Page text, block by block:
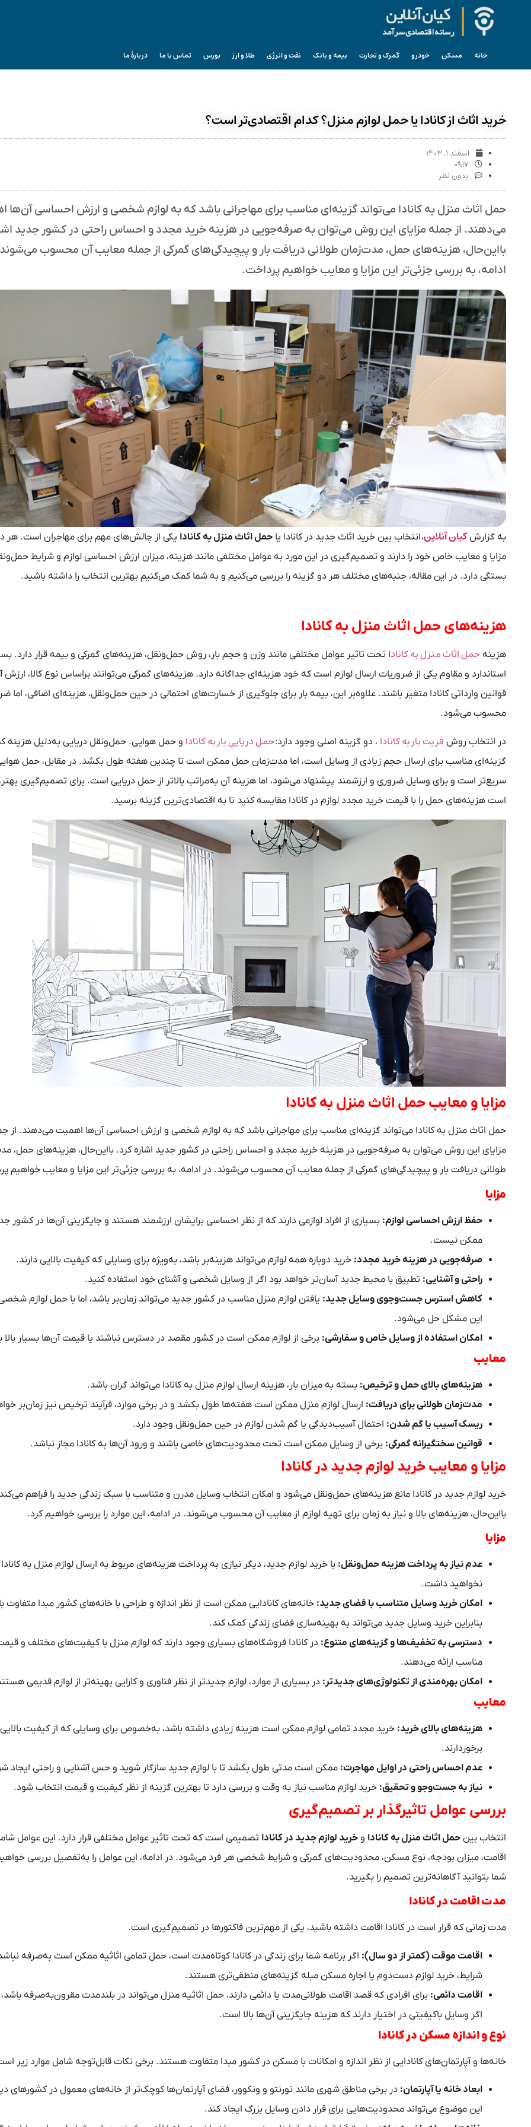
خانه مسکن خودرو گمرک و تجارت بیمه و بانک نفت و انرژی طلا و ارز بورس تماس با ما دربارۀ ما
خرید اثاث از کانادا یا حمل لوازم منزل؟ کدام اقتصادی‌تر است؟
اسفند ۱, ۱۴۰۳
۰۹:۱۷
بدون نظر
حمل اثاث منزل به کانادا می‌تواند گزینه‌ای مناسب برای مهاجرانی باشد که به لوازم شخصی و ارزش احساسی آن‌ها
می‌دهند. از جمله مزایای این روش می‌توان به صرفه‌جویی در هزینه خرید مجدد و احساس راحتی در کشور جدید
بااین‌حال، هزینه‌های حمل، مدت‌زمان طولانی دریافت بار و پیچیدگی‌های گمرکی از جمله معایب آن محسوب
ادامه، به بررسی جزئی‌تر این مزایا و معایب خواهیم پرداخت.
به گزارشکیان آنلاین، انتخاب بین خرید اثاث جدید در کانادا یا حمل اثاث منزل به کانادا یکی از چالش‌های مهم برای مهاجران است. هر
مزایا و معایب خاص خود را دارند و تصمیم‌گیری در این مورد به عوامل مختلفی مانند هزینه، میزان ارزش احساسی لوازم و شرایط
بستگی دارد. در این مقاله، جنبه‌های مختلف هر دو گزینه را بررسی می‌کنیم و به شما کمک می‌کنیم بهترین انتخاب را داشته باشید.
هزینه‌های حمل اثاث منزل به کانادا
هزینه حمل اثاث منزل به کانادا تحت تاثیر عوامل مختلفی مانند وزن و حجم بار، روش حمل‌ونقل، هزینه‌های گمرکی و بیمه قرار دارد.
استاندارد و مقاوم یکی از ضروریات ارسال لوازم است که خود هزینه‌ای جداگانه دارد. هزینه‌های گمرکی می‌توانند براساس نوع کالا، ارزش
قوانین وارداتی کانادا متغیر باشند. علاوه‌بر این، بیمه بار برای جلوگیری از خسارت‌های احتمالی در حین حمل‌ونقل، هزینه‌ای اضافی، اما
محسوب می‌شود.
در انتخاب روش فریت بار به کانادا ، دو گزینه اصلی وجود دارد:حمل دریایی بار به کانادا و حمل هوایی. حمل‌ونقل دریایی به‌دلیل هزینه
گزینه‌ای مناسب برای ارسال حجم زیادی از وسایل است، اما مدت‌زمان حمل ممکن است تا چندین هفته طول بکشد. در مقابل، حمل
سریع‌تر است و برای وسایل ضروری و ارزشمند پیشنهاد می‌شود، اما هزینه آن به‌مراتب بالاتر از حمل دریایی است. برای تصمیم‌گیری بهتر،
است هزینه‌های حمل را با قیمت خرید مجدد لوازم در کانادا مقایسه کنید تا به اقتصادی‌ترین گزینه برسید.
مزایا و معایب حمل اثاث منزل به کانادا
حمل اثاث منزل به کانادا می‌تواند گزینه‌ای مناسب برای مهاجرانی باشد که به لوازم شخصی و ارزش احساسی آن‌ها اهمیت می‌دهند. از
مزایای این روش می‌توان به صرفه‌جویی در هزینه خرید مجدد و احساس راحتی در کشور جدید اشاره کرد. بااین‌حال، هزینه‌های حمل،
طولانی دریافت بار و پیچیدگی‌های گمرکی از جمله معایب آن محسوب می‌شوند. در ادامه، به بررسی جزئی‌تر این مزایا و معایب خواهیم
مزایا
حفظ ارزش احساسی لوازم: بسیاری از افراد لوازمی دارند که از نظر احساسی برایشان ارزشمند هستند و جایگزینی آن‌ها در کشور
ممکن نیست.
صرفه‌جویی در هزینه خرید مجدد: خرید دوباره همه لوازم می‌تواند هزینه‌بر باشد، به‌ویژه برای وسایلی که کیفیت بالایی دارند.
راحتی و آشنایی: تطبیق با محیط جدید آسان‌تر خواهد بود اگر از وسایل شخصی و آشنای خود استفاده کنید.
کاهش استرس جست‌وجوی وسایل جدید: یافتن لوازم منزل مناسب در کشور جدید می‌تواند زمان‌بر باشد، اما با حمل لوازم
این مشکل حل می‌شود.
امکان استفاده از وسایل خاص و سفارشی: برخی از لوازم ممکن است در کشور مقصد در دسترس نباشند یا قیمت آن‌ها بسیار بالا
معایب
هزینه‌های بالای حمل و ترخیص: بسته به میزان بار، هزینه ارسال لوازم منزل به کانادا می‌تواند گران باشد.
مدت‌زمان طولانی برای دریافت: ارسال لوازم منزل ممکن است هفته‌ها طول بکشد و در برخی موارد، فرآیند ترخیص نیز زمان‌بر
ریسک آسیب یا گم شدن: احتمال آسیب‌دیدگی یا گم شدن لوازم در حین حمل‌ونقل وجود دارد.
قوانین سختگیرانه گمرکی: برخی از وسایل ممکن است تحت محدودیت‌های خاصی باشند و ورود آن‌ها به کانادا مجاز نباشد.
مزایا و معایب خرید لوازم جدید در کانادا
خرید لوازم جدید در کانادا مانع هزینه‌های حمل‌ونقل می‌شود و امکان انتخاب وسایل مدرن و متناسب با سبک زندگی جدید را فراهم
بااین‌حال، هزینه‌های بالا و نیاز به زمان برای تهیه لوازم از معایب آن محسوب می‌شوند. در ادامه، این موارد را بررسی خواهیم کرد.
مزایا
عدم نیاز به پرداخت هزینه حمل‌ونقل: با خرید لوازم جدید، دیگر نیازی به پرداخت هزینه‌های مربوط به ارسال لوازم منزل به کانادا
نخواهید داشت.
امکان خرید وسایل متناسب با فضای جدید: خانه‌های کانادایی ممکن است از نظر اندازه و طراحی با خانه‌های کشور مبدا متفاوت
بنابراین خرید وسایل جدید می‌تواند به بهینه‌سازی فضای زندگی کمک کند.
دسترسی به تخفیف‌ها و گزینه‌های متنوع: در کانادا فروشگاه‌های بسیاری وجود دارند که لوازم منزل با کیفیت‌های مختلف و
مناسب ارائه می‌دهند.
امکان بهره‌مندی از تکنولوژی‌های جدیدتر : در بسیاری از موارد، لوازم جدیدتر از نظر فناوری و کارایی بهینه‌تر از لوازم قدیمی
معایب
هزینه‌های بالای خرید: خرید مجدد تمامی لوازم ممکن است هزینه زیادی داشته باشد، به‌خصوص برای وسایلی که از کیفیت بالایی
برخوردارند.
عدم احساس راحتی در اوایل مهاجرت: ممکن است مدتی طول بکشد تا با لوازم جدید سازگار شوید و حس آشنایی و راحتی ایجاد
نیاز به جست‌وجو و تحقیق: خرید لوازم مناسب نیاز به وقت و بررسی دارد تا بهترین گزینه از نظر کیفیت و قیمت انتخاب شود.
بررسی عوامل تاثیرگذار بر تصمیم‌گیری
انتخاب بین حمل اثاث منزل به کانادا و خرید لوازم جدید در کانادا تصمیمی است که تحت تاثیر عوامل مختلفی قرار دارد. این عوامل
اقامت، میزان بودجه، نوع مسکن، محدودیت‌های گمرکی و شرایط شخصی هر فرد می‌شود. در ادامه، این عوامل را به‌تفصیل بررسی
شما بتوانید آگاهانه‌ترین تصمیم را بگیرید.
مدت اقامت در کانادا
مدت زمانی که قرار است در کانادا اقامت داشته باشید، یکی از مهم‌ترین فاکتورها در تصمیم‌گیری است.
اقامت موقت (کمتر از دو سال): اگر برنامه شما برای زندگی در کانادا کوتاه‌مدت است، حمل تمامی اثاثیه ممکن است به‌صرفه
شرایط، خرید لوازم دست‌دوم یا اجاره مسکن مبله گزینه‌های منطقی‌تری هستند.
اقامت دائمی: برای افرادی که قصد اقامت طولانی‌مدت یا دائمی دارند، حمل اثاثیه منزل می‌تواند در بلندمدت مقرون‌به‌صرفه باشد،
اگر وسایل باکیفیتی در اختیار دارند که هزینه جایگزینی آن‌ها بالا است.
نوع و اندازه مسکن در کانادا
خانه‌ها و آپارتمان‌های کانادایی از نظر اندازه و امکانات با مسکن در کشور مبدا متفاوت هستند. برخی نکات قابل‌توجه شامل موارد زیر
ابعاد خانه یا آپارتمان: در برخی مناطق شهری مانند تورنتو و ونکوور، فضای آپارتمان‌ها کوچک‌تر از خانه‌های معمول در کشورهای
این موضوع می‌تواند محدودیت‌هایی برای قرار دادن وسایل بزرگ ایجاد کند.